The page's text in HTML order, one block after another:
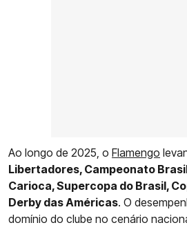
Ao longo de 2025, o Flamengo
Libertadores, Campeonato
Carioca, Supercopa do Brasil,
Derby das Américas. O
domínio do clube no cenário